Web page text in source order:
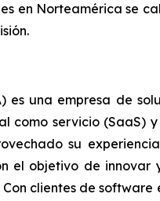
en Norteamérica se
es una empresa de
como servicio
su
objetivo de innovar
clientes de